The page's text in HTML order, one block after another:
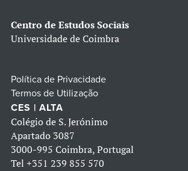
Centro de Estudos Sociais
Universidade de Coimbra
Política de Privacidade
Termos de Utilização
CES | ALTA
Colégio de S. Jerónimo
Apartado 3087
3000-995 Coimbra, Portugal
Tel +351 239 855 570